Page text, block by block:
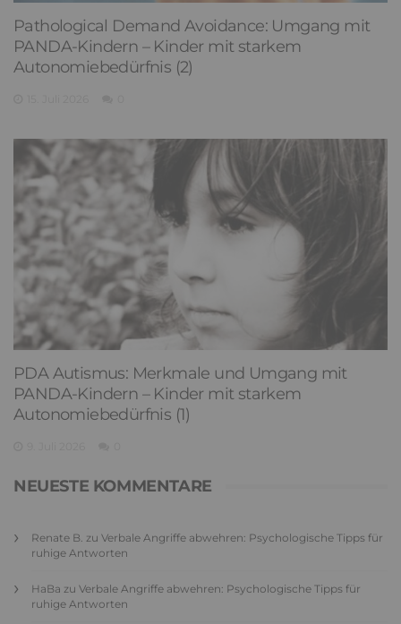
Pathological Demand Avoidance: Umgang mit
PANDA-Kindern – Kinder mit starkem
Autonomiebedürfnis (2)
PDA Autismus: Merkmale und Umgang mit
PANDA-Kindern – Kinder mit starkem
Autonomiebedürfnis (1)
NEUESTE KOMMENTARE
Renate B. zu Verbale Angriffe abwehren: Psychologische Tipps für
ruhige Antworten
HaBa zu Verbale Angriffe abwehren: Psychologische Tipps für
ruhige Antworten